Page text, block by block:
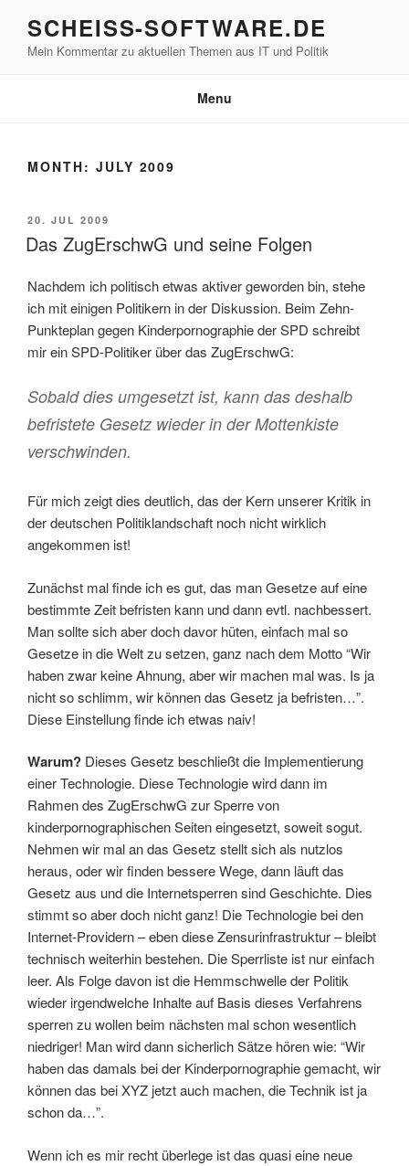
content
SCHEISS-SOFTWARE.DE
Mein Kommentar zu aktuellen Themen aus IT und Politik
Menu
MONTH: JULY 2009
POSTED
ON
20. JUL 2009
Das ZugErschwG und seine Folgen
Nachdem ich politisch etwas aktiver geworden bin, stehe
ich mit einigen Politikern in der Diskussion. Beim Zehn-
Punkteplan gegen Kinderpornographie der SPD schreibt
mir ein SPD-Politiker über das ZugErschwG:
Sobald dies umgesetzt ist, kann das deshalb
befristete Gesetz wieder in der Mottenkiste
verschwinden.
Für mich zeigt dies deutlich, das der Kern unserer Kritik in
der deutschen Politiklandschaft noch nicht wirklich
angekommen ist!
Zunächst mal finde ich es gut, das man Gesetze auf eine
bestimmte Zeit befristen kann und dann evtl. nachbessert.
Man sollte sich aber doch davor hüten, einfach mal so
Gesetze in die Welt zu setzen, ganz nach dem Motto “Wir
haben zwar keine Ahnung, aber wir machen mal was. Is ja
nicht so schlimm, wir können das Gesetz ja befristen…”.
Diese Einstellung finde ich etwas naiv!
Warum? Dieses Gesetz beschließt die Implementierung
einer Technologie. Diese Technologie wird dann im
Rahmen des ZugErschwG zur Sperre von
kinderpornographischen Seiten eingesetzt, soweit sogut.
Nehmen wir mal an das Gesetz stellt sich als nutzlos
heraus, oder wir finden bessere Wege, dann läuft das
Gesetz aus und die Internetsperren sind Geschichte. Dies
stimmt so aber doch nicht ganz! Die Technologie bei den
Internet-Providern – eben diese Zensurinfrastruktur – bleibt
technisch weiterhin bestehen. Die Sperrliste ist nur einfach
leer. Als Folge davon ist die Hemmschwelle der Politik
wieder irgendwelche Inhalte auf Basis dieses Verfahrens
sperren zu wollen beim nächsten mal schon wesentlich
niedriger! Man wird dann sicherlich Sätze hören wie: “Wir
haben das damals bei der Kinderpornographie gemacht, wir
können das bei XYZ jetzt auch machen, die Technik ist ja
schon da…”.
Wenn ich es mir recht überlege ist das quasi eine neue